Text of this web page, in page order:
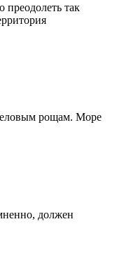
так
рощам. Море
должен